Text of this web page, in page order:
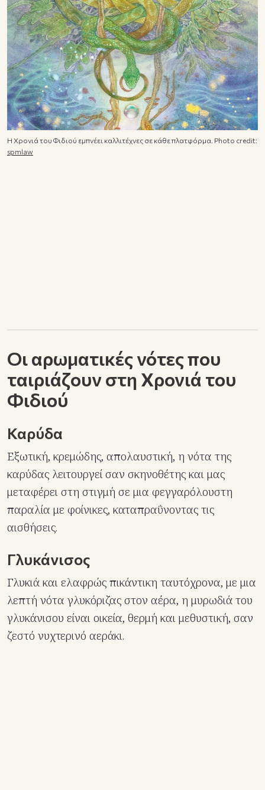
H Χρονιά του Φιδιού εμπνέει καλλιτέχνες σε κάθε πλατφόρμα. Photo credit:
spmlaw
Οι αρωματικές νότες που
ταιριάζουν στη Χρονιά του
Φιδιού
Καρύδα
Εξωτική, κρεμώδης, απολαυστική, η νότα της
καρύδας λειτουργεί σαν σκηνοθέτης και μας
μεταφέρει στη στιγμή σε μια φεγγαρόλουστη
παραλία με φοίνικες, καταπραΰνοντας τις
αισθήσεις.
Γλυκάνισος
Γλυκιά και ελαφρώς πικάντικη ταυτόχρονα, με μια
λεπτή νότα γλυκόριζας στον αέρα, η μυρωδιά του
γλυκάνισου είναι οικεία, θερμή και μεθυστική, σαν
ζεστό νυχτερινό αεράκι.